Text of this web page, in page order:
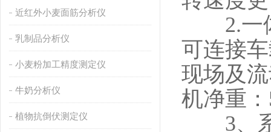
近红外小麦面筋分析仪
乳制品分析仪
小麦粉加工精度测定仪
牛奶分析仪
植物抗倒伏测定仪
2.一体
可连接
现场及
机净重
3、系